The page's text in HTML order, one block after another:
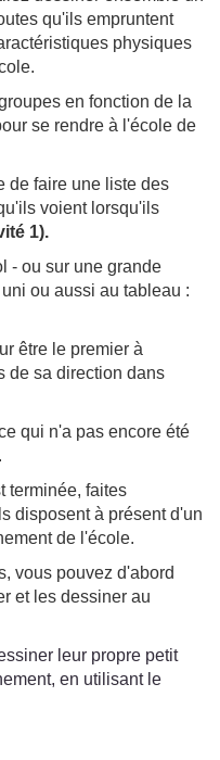
qu'ils empruntent
physiques
en fonction de la
se rendre à l'école de
de faire une liste des
voient lorsqu'ils
1).
- ou sur une grande
ou aussi au tableau :
être le premier à
de sa direction dans
qui n'a pas encore été
terminée, faites
disposent à présent d'un
de l'école.
vous pouvez d'abord
et les dessiner au
leur propre petit
en utilisant le